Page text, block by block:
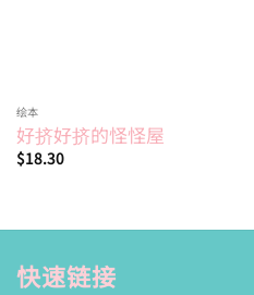
绘本
好挤好挤的怪怪屋
$18.30
快速链接